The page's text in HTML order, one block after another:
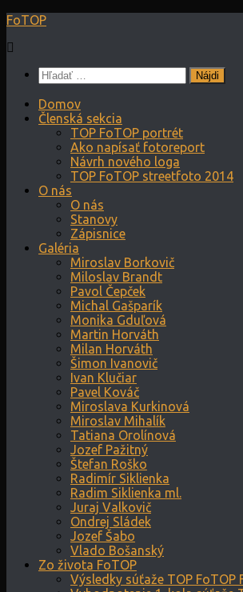
Preskočiť
obsah
FoTOP
Hľadať:
Domov
Členská sekcia
TOP FoTOP portrét
Ako napísať fotoreport
Návrh nového loga
TOP FoTOP streetfoto 2014
O nás
O nás
Stanovy
Zápisnice
Galéria
Miroslav Borkovič
Miloslav Brandt
Pavol Čepček
Michal Gašparík
Monika Gduľová
Martin Horváth
Milan Horváth
Šimon Ivanovič
Ivan Klučiar
Pavel Kováč
Miroslava Kurkinová
Miroslav Mihalík
Tatiana Orolínová
Jozef Pažitný
Štefan Roško
Radimír Siklienka
Radim Siklienka ml.
Juraj Valkovič
Ondrej Sládek
Jozef Šabo
Vlado Bošanský
Zo života FoTOP
Výsledky súťaže TOP FoTOP